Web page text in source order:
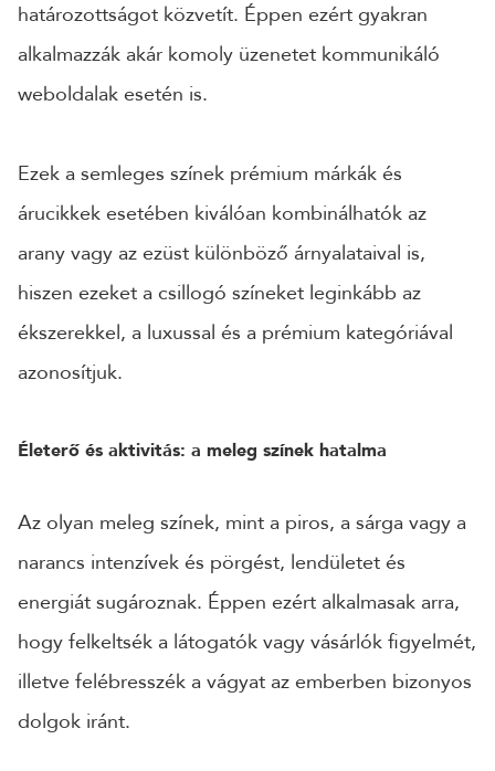
határozottságot közvetít. Éppen ezért gyakran
alkalmazzák akár komoly üzenetet kommunikáló
weboldalak esetén is.
Ezek a semleges színek prémium márkák és
árucikkek esetében kiválóan kombinálhatók az
arany vagy az ezüst különböző árnyalataival is,
hiszen ezeket a csillogó színeket leginkább az
ékszerekkel, a luxussal és a prémium kategóriával
azonosítjuk.
Életerő és aktivitás: a meleg színek hatalma
Az olyan meleg színek, mint a piros, a sárga vagy a
narancs intenzívek és pörgést, lendületet és
energiát sugároznak. Éppen ezért alkalmasak arra,
hogy felkeltsék a látogatók vagy vásárlók figyelmét,
illetve felébresszék a vágyat az emberben bizonyos
dolgok iránt.